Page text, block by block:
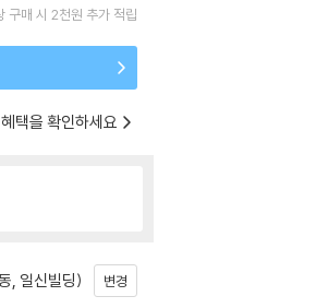
구매 시 2천원 추가 적립
택을 확인하세요
, 일신빌딩) 변경